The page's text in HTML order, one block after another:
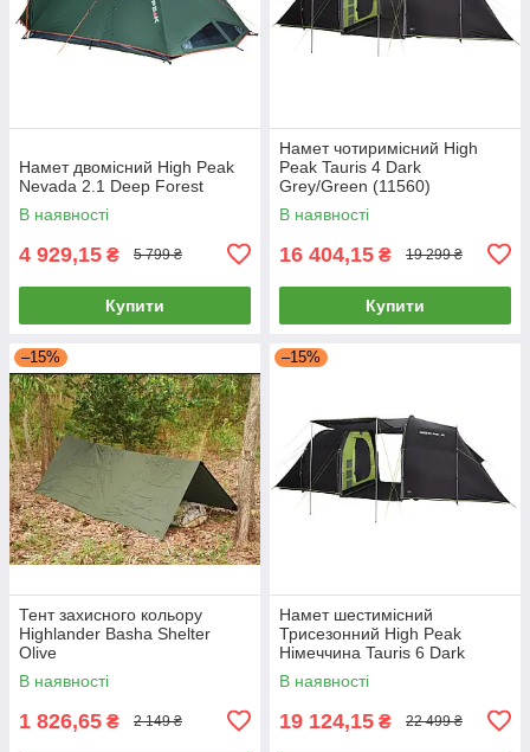
Намет двомісний High Peak
Nevada 2.1 Deep Forest
В наявності
4 929,15 ₴ 5 799 ₴
Купити
Намет чотиримісний High
Peak Tauris 4 Dark
Grey/Green (11560)
В наявності
16 404,15 ₴ 19 299 ₴
Купити
–15%
Тент захисного кольору
Highlander Basha Shelter
Olive
В наявності
1 826,65 ₴ 2 149 ₴
–15%
Намет шестимісний
Трисезонний High Peak
Німеччина Tauris 6 Dark
Grey/Green
В наявності
19 124,15 ₴ 22 499 ₴